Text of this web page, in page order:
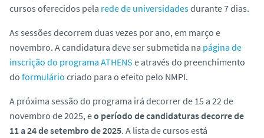
cursos oferecidos pela rede de universidadesdurante 7 dias.
As sessões decorrem duas vezes por ano, em março e
novembro. A candidatura deve ser submetida na página de
inscrição do programa ATHENS e através do preenchimento
do formulário criado para o efeito pelo NMPI.
A próxima sessão do programa irá decorrer de 15 a 22 de
novembro de 2025, eo período de candidaturas decorre de
11 a 24 de setembro de 2025. A lista de cursos está